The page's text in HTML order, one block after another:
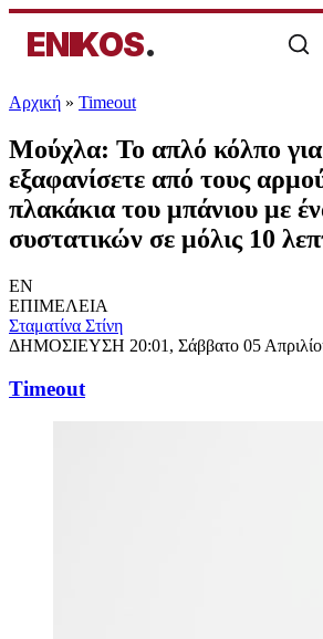
ENIKOS.
Αρχική » Timeout
Μούχλα: Το απλό κόλπο
εξαφανίσετε από τους
πλακάκια του μπάνιου με
συστατικών σε μόλις 10
EN
ΕΠΙΜΕΛΕΙΑ
Σταματίνα Στίνη
ΔΗΜΟΣΙΕΥΣΗ 20:01, Σάββατο 05
Timeout